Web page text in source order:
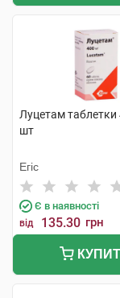
Луцетам таблетки
шт
Егіс
Є в наявності
від 135.30 грн